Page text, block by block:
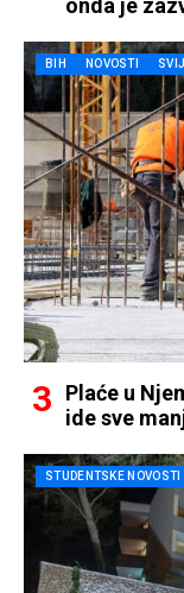
onda je
BIH NOVOSTI
Plaće u
ide sve
STUDENTSKE NOVOSTI